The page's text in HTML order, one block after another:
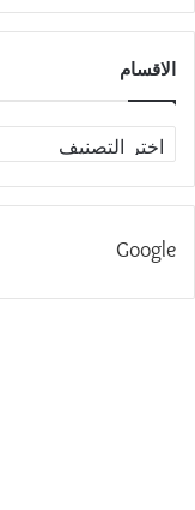
الاقسام
الاقسام
Google